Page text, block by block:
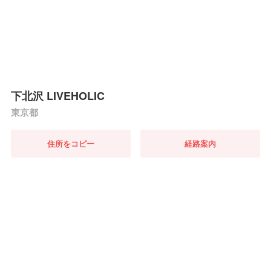
下北沢 LIVEHOLIC
東京都
住所をコピー 経路案内